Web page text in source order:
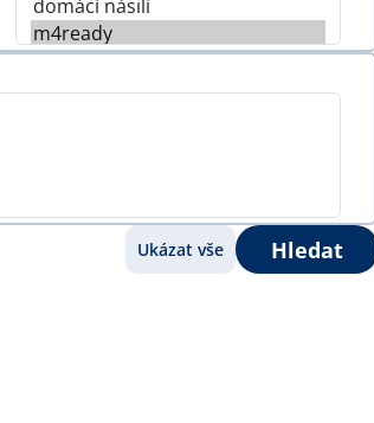
Ukázat vše Hledat